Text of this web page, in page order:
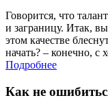
Говорится, что
и заграницу. Итак,
этом качестве
начать? – конечно, с
Подробнее
Как не